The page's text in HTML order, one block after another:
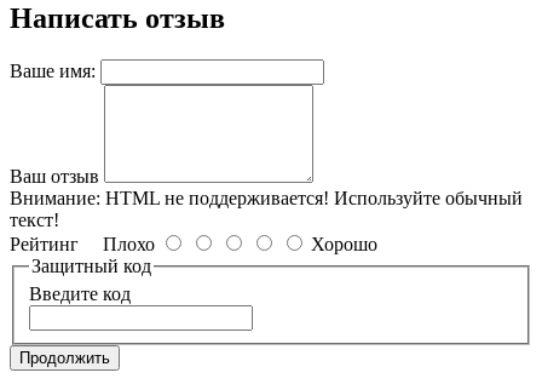
Написать отзыв
Ваше имя:
Ваш отзыв
Внимание: HTML не поддерживается! Используйте обычный
текст!
Рейтинг Плохо
Хорошо
Защитный код
Введите код
Продолжить